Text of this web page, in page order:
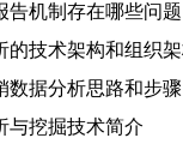
机制存在哪些问题
技术架构和组织架
据分析思路和步骤
挖掘技术简介